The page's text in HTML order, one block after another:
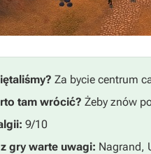
Za bycie centrum
tam wrócić? Żeby znów
9/10
gry warte uwagi: Nagrand,